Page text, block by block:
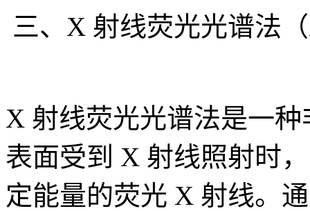
三、X 射线荧光光谱法
X 射线荧光光谱法是一
表面受到 X 射线照射时
定能量的荧光 X 射线。